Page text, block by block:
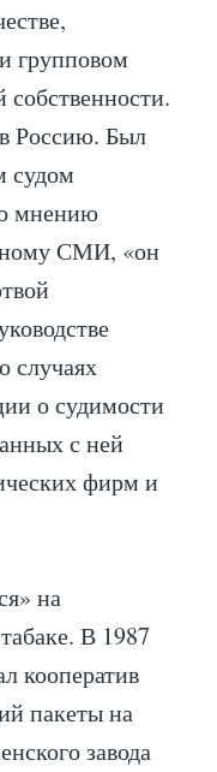
групповом
Россию. Был
судом
мнению
СМИ, «он
случаях
о судимости
с ней
фирм и
на
В 1987
кооператив
пакеты на
завода